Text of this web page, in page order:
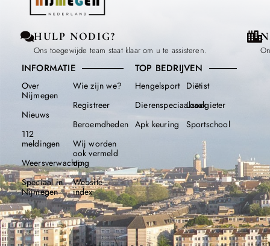
HULP NODIG?
Ons toegewijde team staat klaar om u te assisteren.
INFORMATIE
Over
Nijmegen
Nieuws
112
meldingen
Weersverwachting
Speciaal in
Nijmegen
Wie zijn we?
Registreer
Beroemdheden​
Wij worden
ook vermeld
op
Website
index
TOP BEDRIJVEN
Hengelsport
Dierenspeciaalzaak
Apk keuring
Diëtist
Loodgieter
Sportschool